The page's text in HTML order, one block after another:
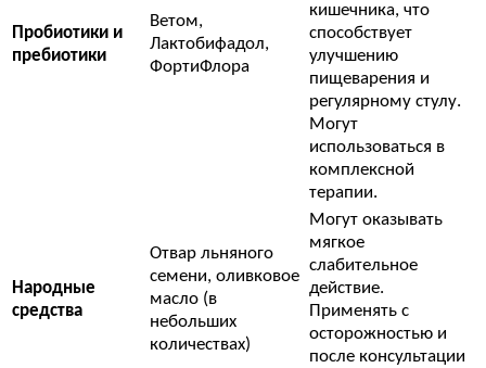
Пробиотики и
пребиотики
Ветом,
Лактобифадол,
ФортиФлора
кишечника, что
способствует
улучшению
пищеварения и
регулярному стулу.
Могут
использоваться в
комплексной
терапии.
Народные
средства
Отвар льняного
семени, оливковое
масло (в
небольших
количествах)
Могут оказывать
мягкое
слабительное
действие.
Применять с
осторожностью и
после консультации